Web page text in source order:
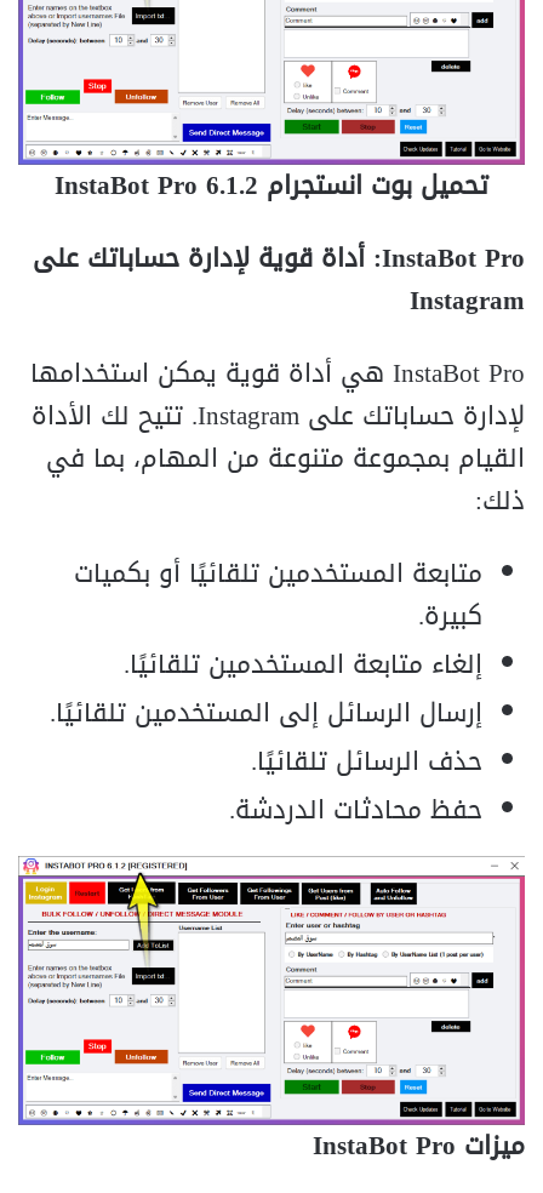
تحميل بوت انستجرام InstaBot Pro 6.1.2
InstaBot Pro: أداة قوية لإدارة حساباتك على
Instagram
InstaBot Pro هي أداة قوية يمكن استخدامها
لإدارة حساباتك على Instagram. تتيح لك الأداة
القيام بمجموعة متنوعة من المهام، بما في
ذلك:
متابعة المستخدمين تلقائيًا أو بكميات
كبيرة.
إلغاء متابعة المستخدمين تلقائيًا.
إرسال الرسائل إلى المستخدمين تلقائيًا.
حذف الرسائل تلقائيًا.
حفظ محادثات الدردشة.
ميزات InstaBot Pro